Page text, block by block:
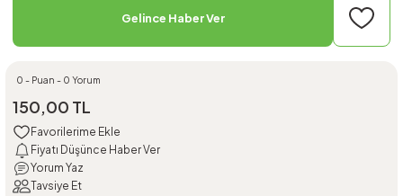
Gelince Haber Ver
0 - Puan - 0 Yorum
150,00 TL
Fiyatı Düşünce Haber Ver
Yorum Yaz
Tavsiye Et